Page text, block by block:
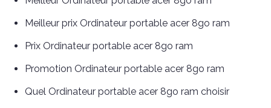
Meilleur prix Ordinateur portable acer 8go ram
Prix Ordinateur portable acer 8go ram
Promotion Ordinateur portable acer 8go ram
Quel Ordinateur portable acer 8go ram choisir